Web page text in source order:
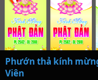
Phướn thả kính
Viên